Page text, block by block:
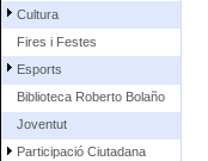
Cultura
Fires i Festes
Esports
Biblioteca Roberto Bolaño
Joventut
Participació Ciutadana